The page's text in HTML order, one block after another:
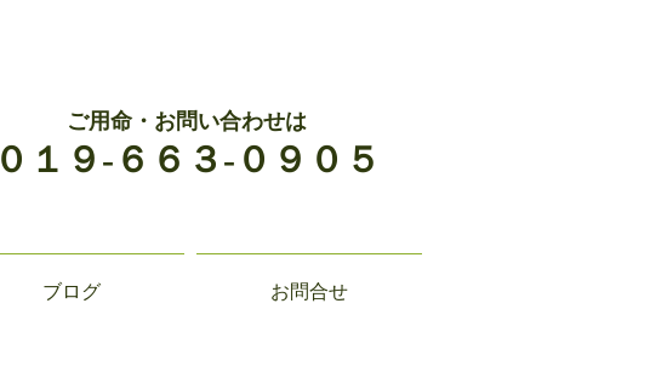
ご用命・お問い合わせは
０１９-６６３-０９０５
ブログ お問合せ